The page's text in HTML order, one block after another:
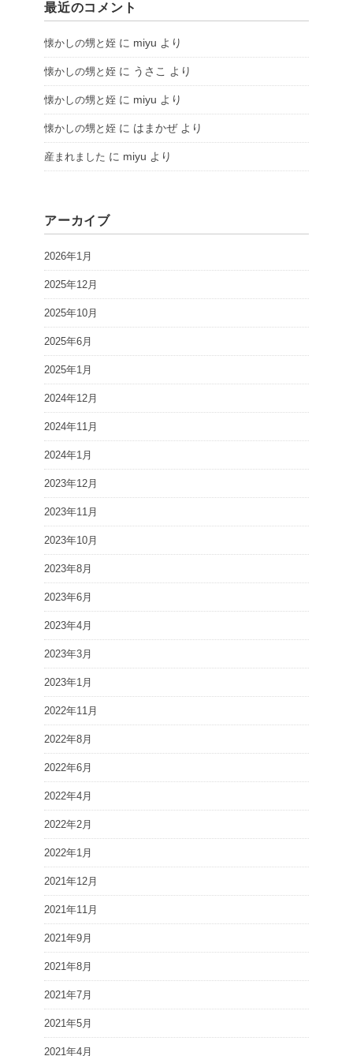
最近のコメント
懐かしの甥と姪 に miyu より
懐かしの甥と姪 に うさこ より
懐かしの甥と姪 に miyu より
懐かしの甥と姪 に はまかぜより
産まれました に miyu より
アーカイブ
2026年1月
2025年12月
2025年10月
2025年6月
2025年1月
2024年12月
2024年11月
2024年1月
2023年12月
2023年11月
2023年10月
2023年8月
2023年6月
2023年4月
2023年3月
2023年1月
2022年11月
2022年8月
2022年6月
2022年4月
2022年2月
2022年1月
2021年12月
2021年11月
2021年9月
2021年8月
2021年7月
2021年5月
2021年4月